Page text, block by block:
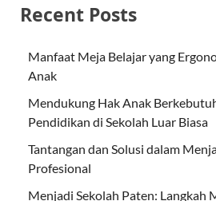
Recent Posts
Manfaat Meja Belajar yang
Anak
Mendukung Hak Anak
Pendidikan di Sekolah Luar Biasa
Tantangan dan Solusi dalam
Profesional
Menjadi Sekolah Paten: Langkah